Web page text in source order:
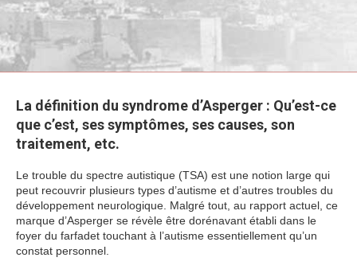
La définition du syndrome d’Asperger : Qu’est-ce
que c’est, ses symptômes, ses causes, son
traitement, etc.
Le trouble du spectre autistique (TSA) est une notion large qui
peut recouvrir plusieurs types d’autisme et d’autres troubles du
développement neurologique. Malgré tout, au rapport actuel, ce
marque d’Asperger se révèle être dorénavant établi dans le
foyer du farfadet touchant à l’autisme essentiellement qu’un
constat personnel.